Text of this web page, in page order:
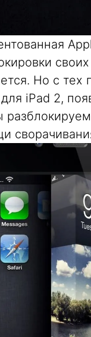
Но с тех
iPad 2,